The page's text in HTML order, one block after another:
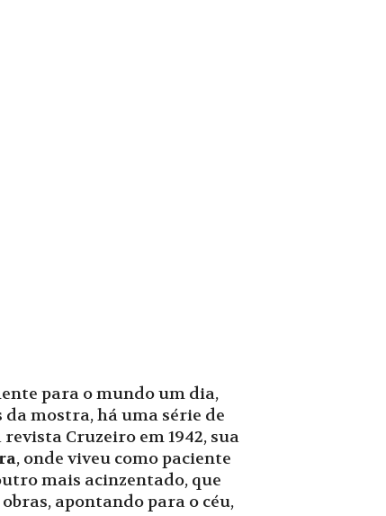
para o mundo um dia,
mostra, há uma série de
Cruzeiro em 1942, sua
, onde viveu como paciente
mais acinzentado, que
apontando para o céu,